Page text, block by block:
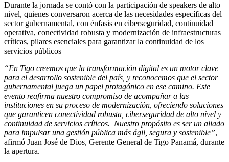
Durante la jornada se contó con la participación de speakers de alto
nivel, quienes conversaron acerca de las necesidades específicas del
sector gubernamental, con énfasis en ciberseguridad, continuidad
operativa, conectividad robusta y modernización de infraestructuras
críticas, pilares esenciales para garantizar la continuidad de los
servicios públicos
“En Tigo creemos que la transformación digital es un motor clave
para el desarrollo sostenible del país, y reconocemos que el sector
gubernamental juega un papel protagónico en ese camino. Este
evento reafirma nuestro compromiso de acompañar a las
instituciones en su proceso de modernización, ofreciendo soluciones
que garanticen conectividad robusta, ciberseguridad de alto nivel y
continuidad de servicios críticos. Nuestro propósito es ser un aliado
para impulsar una gestión pública más ágil, segura y sostenible”,
afirmó Juan José de Dios, Gerente General de Tigo Panamá, durante
la apertura.